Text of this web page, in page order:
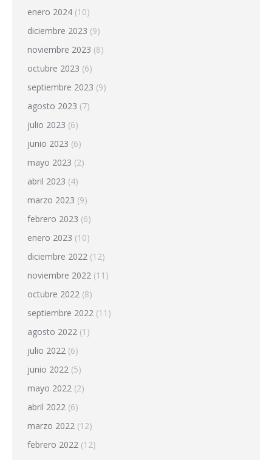
enero 2024 (10)
diciembre 2023 (9)
noviembre 2023 (8)
octubre 2023 (6)
septiembre 2023 (9)
agosto 2023 (7)
julio 2023 (6)
junio 2023 (6)
mayo 2023 (2)
abril 2023 (4)
marzo 2023 (9)
febrero 2023 (6)
enero 2023 (10)
diciembre 2022 (12)
noviembre 2022 (11)
octubre 2022 (8)
septiembre 2022 (11)
agosto 2022 (1)
julio 2022 (6)
junio 2022 (5)
mayo 2022 (2)
abril 2022 (6)
marzo 2022 (12)
febrero 2022 (12)